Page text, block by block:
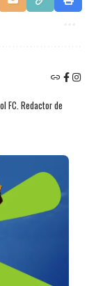
FC. Redactor de